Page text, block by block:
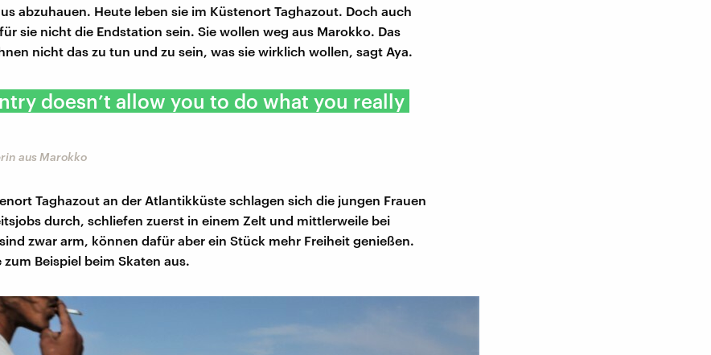
abzuhauen. Heute leben sie im Küstenort Taghazout. Doch auch
sie nicht die Endstation sein. Sie wollen weg aus Marokko. Das
nicht das zu tun und zu sein, was sie wirklich wollen, sagt Aya.
doesn’t allow you to do what you really
aus Marokko
Taghazout an der Atlantikküste schlagen sich die jungen Frauen
durch, schliefen zuerst in einem Zelt und mittlerweile bei
zwar arm, können dafür aber ein Stück mehr Freiheit genießen.
zum Beispiel beim Skaten aus.